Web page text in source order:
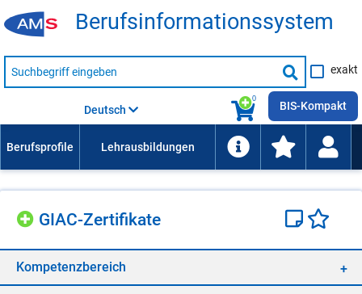
Be­rufs­in­for­ma­ti­ons­sys­tem
Suche
nach
Suche
starten
exakt
0
Deutsch BIS-Kompakt
GIAC-Zer­ti­fi­ka­te
Kom­pe­tenz­be­reich